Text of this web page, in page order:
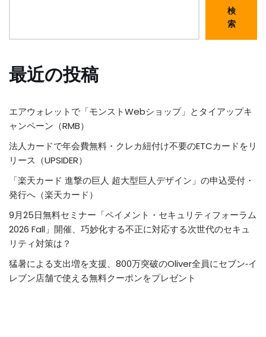
検
索
最近の投稿
エアウォレットで「モンストWebショップ」とタイアップキ
ャンペーン（RMB）
法人カードで年会費無料・クレカ紐付け不要のETCカードをリ
リース（UPSIDER）
「楽天カード 進撃の巨人 超大型巨人デザイン」の申込受付・
発行へ（楽天カード）
9月25日無料セミナー「ペイメント・セキュリティフォーラム
2026 Fall」開催、巧妙化する不正に対応する次世代のセキュ
リティ対策は？
猛暑による支出増を支援、800万突破のOliver全員にセブン‐イ
レブン店舗で使える無料クーポンをプレゼント